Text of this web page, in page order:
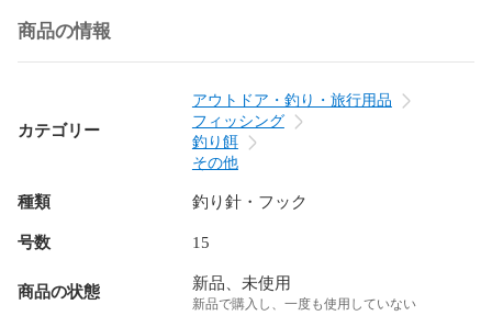
商品の情報
カテゴリー
アウトドア・釣り・旅行用品
フィッシング
釣り餌
その他
種類 釣り針・フック
号数 15
商品の状態 新品、未使用
新品で購入し、一度も使用していない